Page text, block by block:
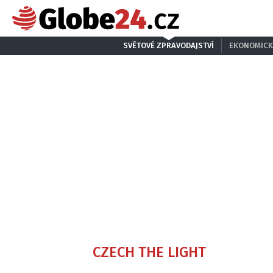
SVĚTOVÉ ZPRAVODAJSTVÍ
CZECH THE LIGHT